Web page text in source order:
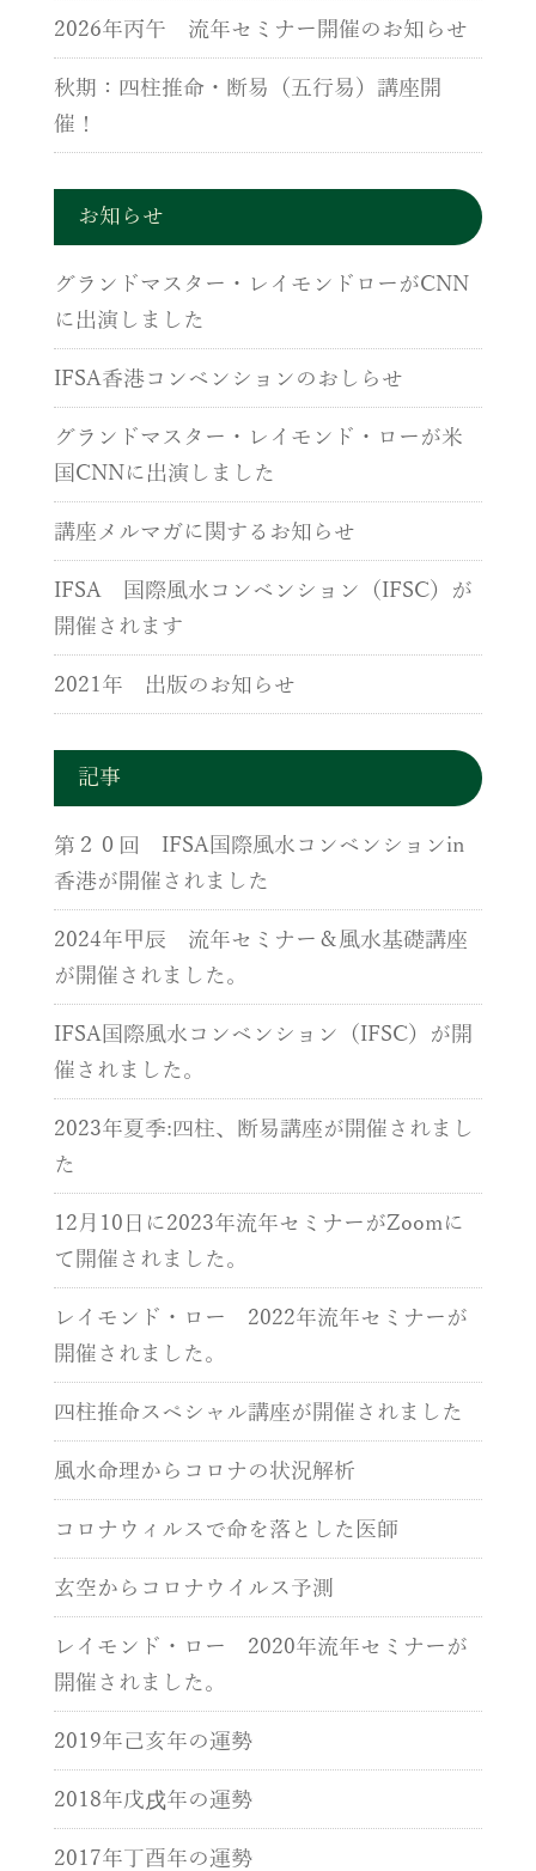
内
2026年丙午 流年セミナー開催のお知らせ
秋期：四柱推命・断易（五行易）講座開
催！
お知らせ
グランドマスター・レイモンドローがCNN
に出演しました
IFSA香港コンベンションのおしらせ
グランドマスター・レイモンド・ローが米
国CNNに出演しました
講座メルマガに関するお知らせ
IFSA 国際風水コンベンション（IFSC）が
開催されます
2021年 出版のお知らせ
記事
第２０回 IFSA国際風水コンベンションin
香港が開催されました
2024年甲辰 流年セミナー＆風水基礎講座
が開催されました。
IFSA国際風水コンベンション（IFSC）が開
催されました。
2023年夏季:四柱、断易講座が開催されまし
た
12月10日に2023年流年セミナーがZoomに
て開催されました。
レイモンド・ロー 2022年流年セミナーが
開催されました。
四柱推命スペシャル講座が開催されました
風水命理からコロナの状況解析
コロナウィルスで命を落とした医師
玄空からコロナウイルス予測
レイモンド・ロー 2020年流年セミナーが
開催されました。
2019年己亥年の運勢
2018年戊戌年の運勢
2017年丁酉年の運勢